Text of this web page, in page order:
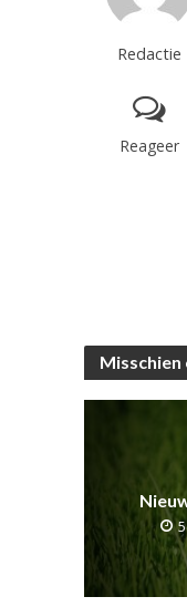
Redactie
Reageer